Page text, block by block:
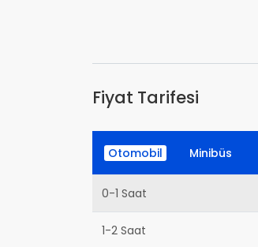
Fiyat Tarifesi
Otomobil Minibüs
0-1 Saat
1-2 Saat